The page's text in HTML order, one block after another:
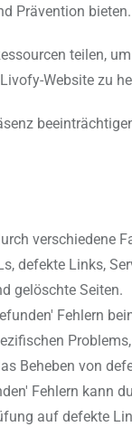
Prävention bieten.
teilen,
Website zu
verschiedene
defekte Links,
gelöschte Seiten.
Fehlern
Beheben von
Fehlern kann
auf defekte